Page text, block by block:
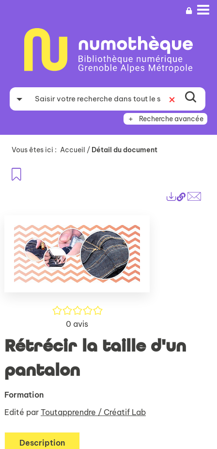
recherche
Recherche avancée
Vous êtes ici : Accueil / Détail du document
Lien
/5
0 avis
Rétrécir la taille d'un
pantalon
Formation
Edité par Toutapprendre / Créatif Lab
Description